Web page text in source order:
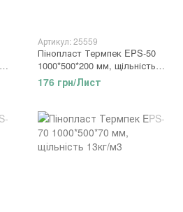
Артикул: 25559
Пінопласт Термпек EPS-50
1000*500*200 мм, щільність
11кг/м3
176 грн/Лист